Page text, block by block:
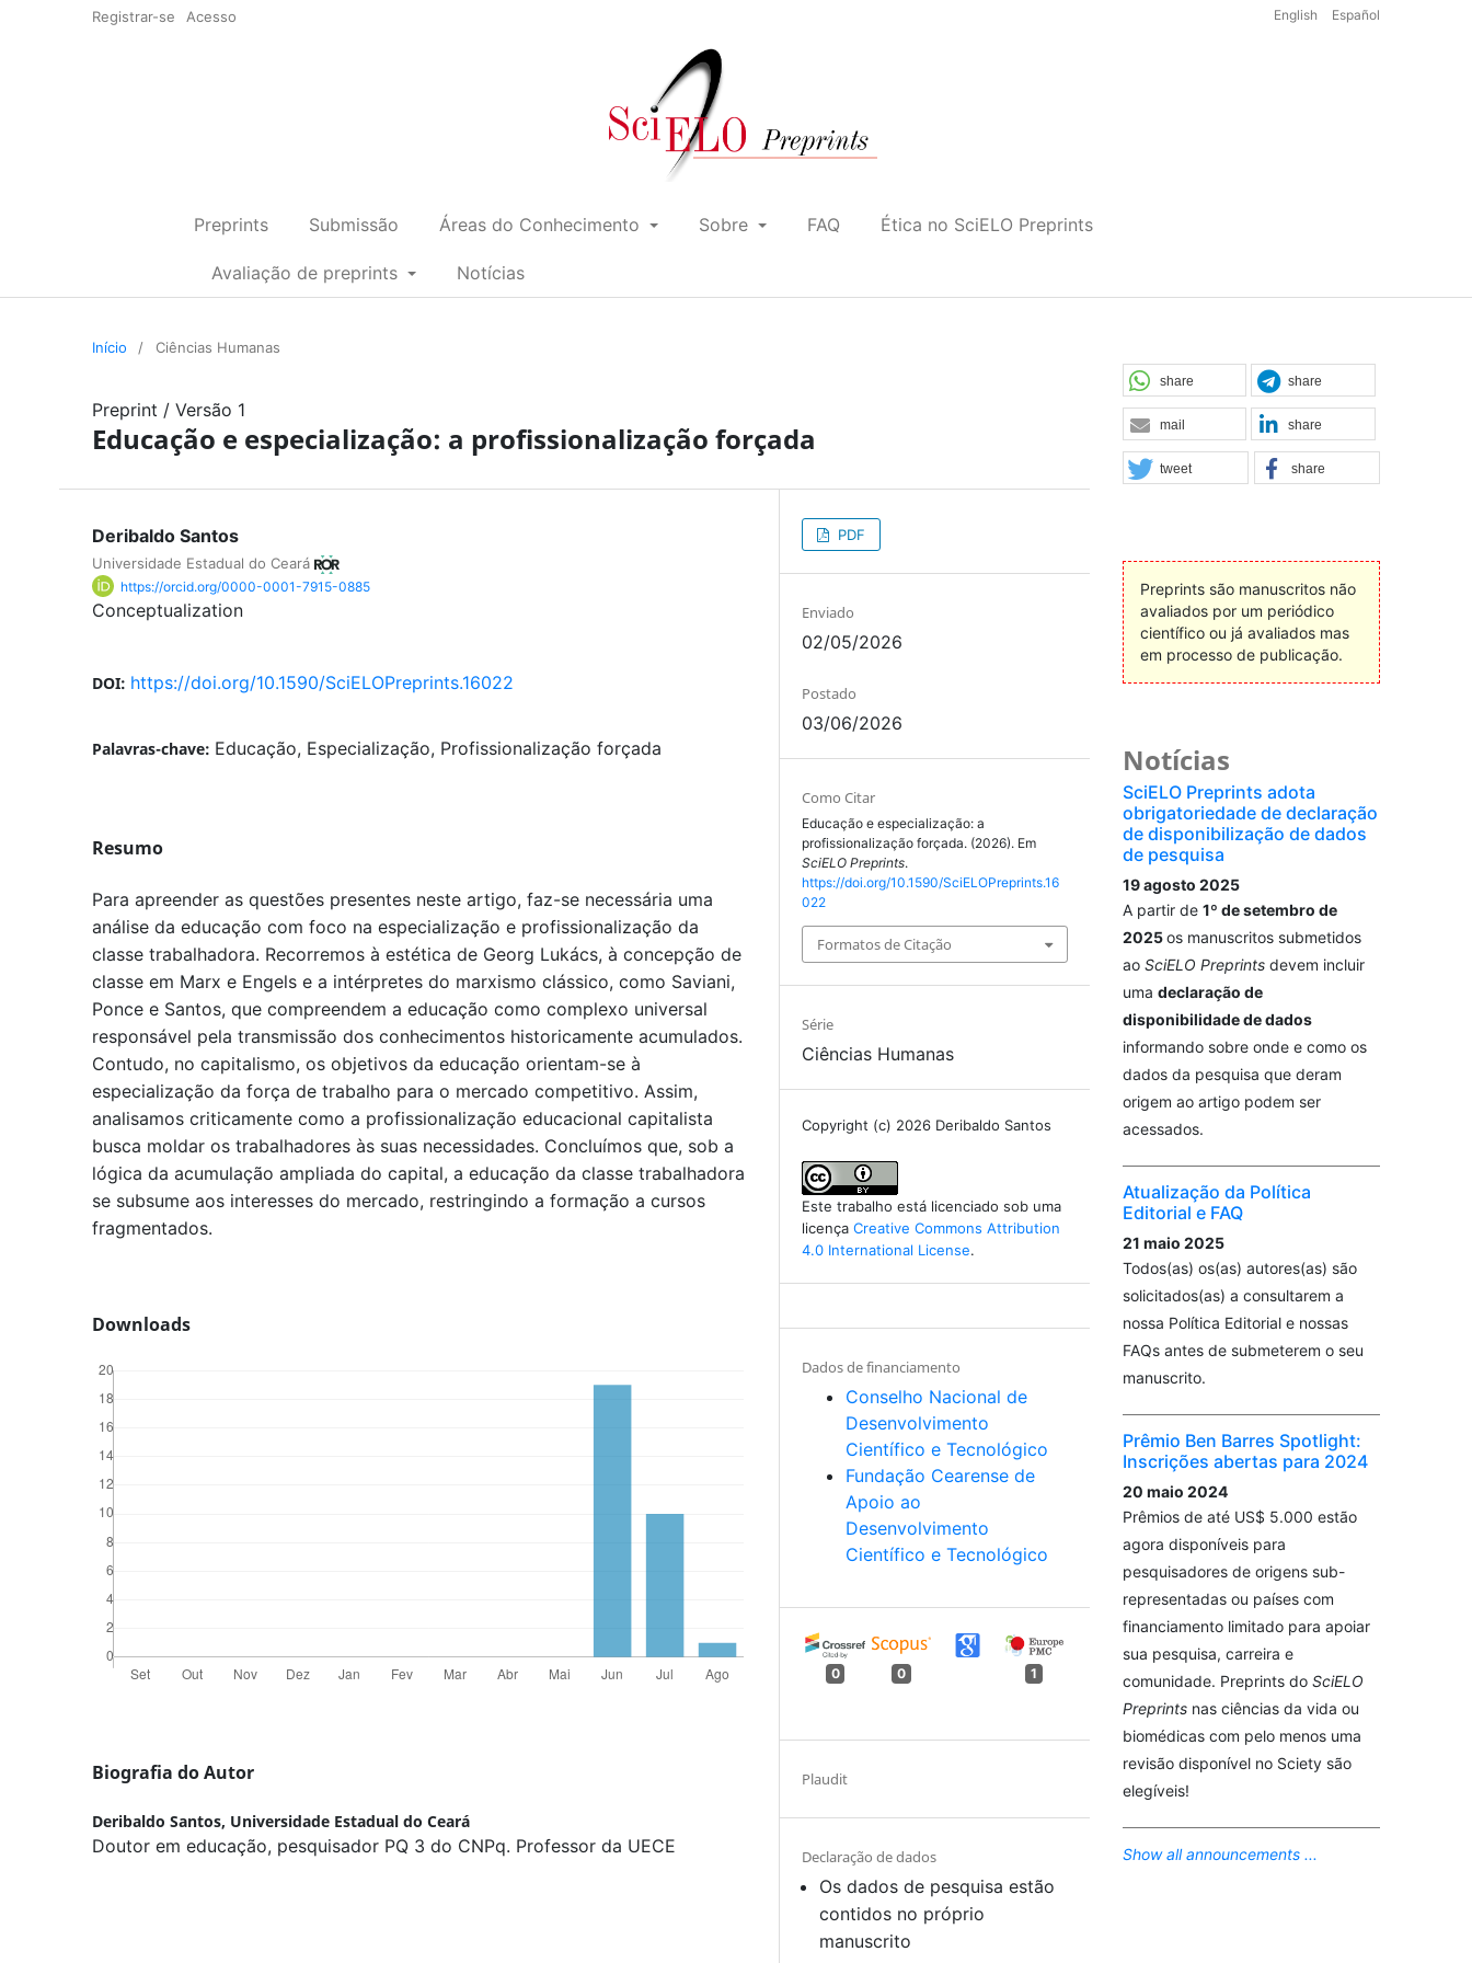
Registrar-se Acesso English Español
Preprints Submissão Áreas do Conhecimento Sobre FAQ Ética no SciELO Preprints
Avaliação de preprints Notícias
Início / Ciências Humanas
Preprint / Versão 1
Educação e especialização: a profissionalização forçada
Deribaldo Santos
Universidade Estadual do Ceará
https://orcid.org/0000-0001-7915-0885
Conceptualization
DOI: https://doi.org/10.1590/SciELOPreprints.16022
Palavras-chave: Educação, Especialização, Profissionalização forçada
Resumo
Para apreender as questões presentes neste artigo, faz-se necessária uma
análise da educação com foco na especialização e profissionalização da
classe trabalhadora. Recorremos à estética de Georg Lukács, à concepção de
classe em Marx e Engels e a intérpretes do marxismo clássico, como Saviani,
Ponce e Santos, que compreendem a educação como complexo universal
responsável pela transmissão dos conhecimentos historicamente acumulados.
Contudo, no capitalismo, os objetivos da educação orientam-se à
especialização da força de trabalho para o mercado competitivo. Assim,
analisamos criticamente como a profissionalização educacional capitalista
busca moldar os trabalhadores às suas necessidades. Concluímos que, sob a
lógica da acumulação ampliada do capital, a educação da classe trabalhadora
se subsume aos interesses do mercado, restringindo a formação a cursos
fragmentados.
Downloads
Biografia do Autor
Deribaldo Santos, Universidade Estadual do Ceará
Doutor em educação, pesquisador PQ 3 do CNPq. Professor da UECE
PDF
Enviado
02/05/2026
Postado
03/06/2026
Como Citar
Educação e especialização: a
profissionalização forçada. (2026). Em
SciELO Preprints.
https://doi.org/10.1590/SciELOPreprints.16
022
Formatos de Citação
Série
Ciências Humanas
Copyright (c) 2026 Deribaldo Santos
Este trabalho está licenciado sob uma
licençaCreative Commons Attribution
4.0 International License.
Dados de financiamento
Conselho Nacional de
Desenvolvimento
Científico e Tecnológico
Fundação Cearense de
Apoio ao
Desenvolvimento
Científico e Tecnológico
0 0 1
Plaudit
Declaração de dados
Os dados de pesquisa estão
contidos no próprio
manuscrito
share share
mail share
tweet share
Preprints são manuscritos não
avaliados por um periódico
científico ou já avaliados mas
em processo de publicação.
Notícias
SciELO Preprints adota
obrigatoriedade de declaração
de disponibilização de dados
de pesquisa
19 agosto 2025
A partir de 1º de setembro de
2025os manuscritos submetidos
ao SciELO Preprintsdevem incluir
uma declaração de
disponibilidade de dados
informando sobre onde e como os
dados da pesquisa que deram
origem ao artigo podem ser
acessados.
Atualização da Política
Editorial e FAQ
21 maio 2025
Todos(as) os(as) autores(as) são
solicitados(as) a consultarem a
nossa Política Editorial e nossas
FAQs antes de submeterem o seu
manuscrito.
Prêmio Ben Barres Spotlight:
Inscrições abertas para 2024
20 maio 2024
Prêmios de até US$ 5.000 estão
agora disponíveis para
pesquisadores de origens sub-
representadas ou países com
financiamento limitado para apoiar
sua pesquisa, carreira e
comunidade. Preprints do SciELO
Preprintsnas ciências da vida ou
biomédicas com pelo menos uma
revisão disponível no Sciety são
elegíveis!
Show all announcements ...